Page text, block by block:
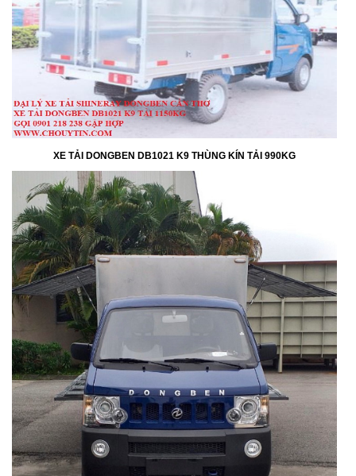
XE TẢI DONGBEN DB1021 K9 THÙNG KÍN TẢI 990KG